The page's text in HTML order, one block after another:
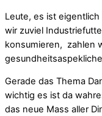
Leute, es ist
wir zuviel
konsumieren, zahlen
Gerade das Thema
wichtig es ist da
das neue Mass aller